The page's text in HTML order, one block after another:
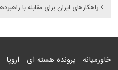
راهکارهای ایران برای مقابله با
خاورمیانه پرونده هسته ای اروپا